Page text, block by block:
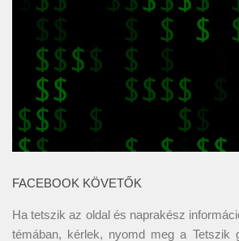
FACEBOOK KÖVETŐK
Ha tetszik az oldal és naprakész
témában, kérlek, nyomd meg a Tetszik